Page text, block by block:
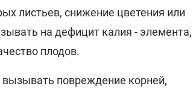
листьев, снижение цветения или
на дефицит калия - элемента,
плодов.
повреждение корней,